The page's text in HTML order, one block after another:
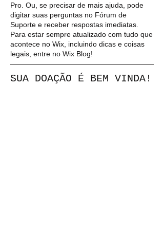
Pro. Ou, se precisar de mais ajuda, pode
digitar suas perguntas no Fórum de
Suporte e receber respostas imediatas.
Para estar sempre atualizado com tudo que
acontece no Wix, incluindo dicas e coisas
legais, entre no Wix Blog!
SUA DOAÇÃO É BEM VINDA!